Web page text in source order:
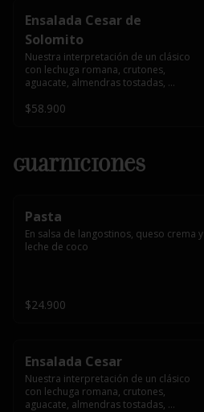
Ensalada Cesar de
Solomito
Nuestra interpretación de un clásico
con lechuga romana, crutones,
aguacate, almendras tostadas,
$58.900
Guarniciones
Pasta
En salsa de langostinos, queso crema y
leche de coco
$24.900
Ensalada Cesar
Nuestra interpretación de un clásico
con lechuga romana, crutones,
aguacate, almendras tostadas,